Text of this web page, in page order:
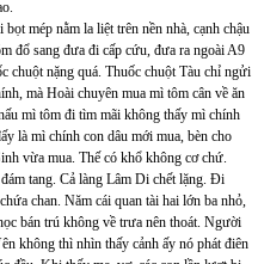
mép nằm la liệt trên nền nhà, cạnh chậu
đổ sang đưa đi cấp cứu, đưa ra ngoài A9
chuột nặng quá. Thuốc chuột Tàu chỉ ngửi
mà Hoài chuyên mua mì tôm cân về ăn
mì tôm đi tìm mãi không thấy mì chính
là mì chính con dâu mới mua, bèn cho
vừa mua. Thế có khổ không cơ chứ.
tang. Cả làng Lâm Di chết lặng. Đi
chan. Năm cái quan tài hai lớn ba nhỏ,
bán trú không về trưa nên thoát. Người
không thì nhìn thấy cảnh ấy nó phát điên